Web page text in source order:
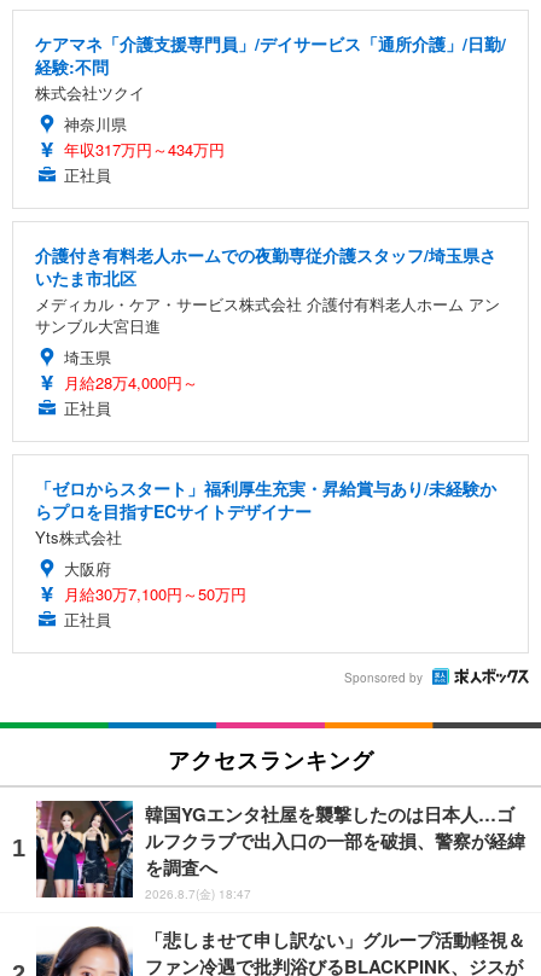
ケアマネ「介護支援専門員」/デイサービス「通所介護」/日勤/
経験:不問
株式会社ツクイ
神奈川県
年収317万円～434万円
正社員
介護付き有料老人ホームでの夜勤専従介護スタッフ/埼玉県さ
いたま市北区
メディカル・ケア・サービス株式会社 介護付有料老人ホーム アン
サンブル大宮日進
埼玉県
月給28万4,000円～
正社員
「ゼロからスタート」福利厚生充実・昇給賞与あり/未経験か
らプロを目指すECサイトデザイナー
Yts株式会社
大阪府
月給30万7,100円～50万円
正社員
Sponsored by
アクセスランキング
韓国YGエンタ社屋を襲撃したのは日本人…ゴ
ルフクラブで出入口の一部を破損、警察が経緯
を調査へ
2026.8.7(金) 18:47
「悲しませて申し訳ない」グループ活動軽視＆
ファン冷遇で批判浴びるBLACKPINK、ジスが